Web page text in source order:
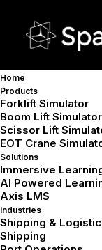
Home
Products
Forklift Simulator
Boom Lift Simulator
Scissor Lift
EOT Crane
Solutions
Immersive
AI Powered
Axis LMS
Industries
Shipping &
Shipping
من خلال حلول
المؤسسات.